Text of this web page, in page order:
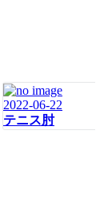
2022-06-22
テニス肘